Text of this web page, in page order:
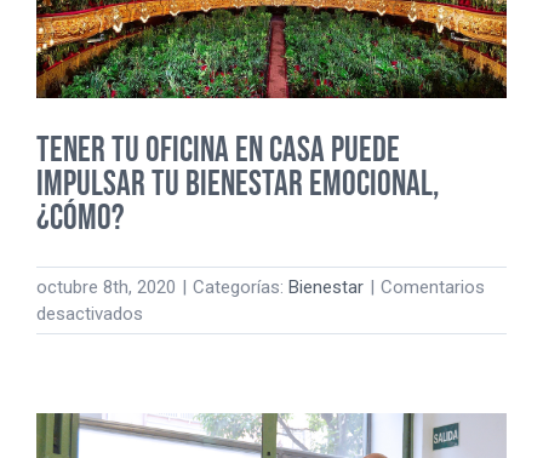
EL
TRABAJO
TENER TU OFICINA EN CASA PUEDE
IMPULSAR TU BIENESTAR EMOCIONAL,
¿CÓMO?
octubre 8th, 2020 | Categorías: Bienestar | Comentarios
desactivados
TENER
EN
CASA